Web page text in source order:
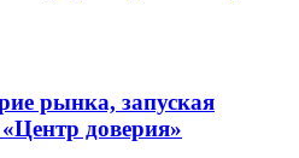
рынка, запуская
доверия»